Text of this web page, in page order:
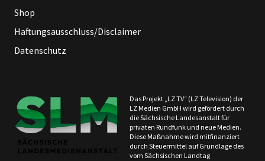
Shop
Haftungsausschluss/Disclaimer
Datenschutz
Das Projekt „LZ TV“ (LZ Television) der
LZ Medien GmbH wird gefördert durch
die Sächsische Landesanstalt für
privaten Rundfunk und neue Medien.
Diese Maßnahme wird mitfinanziert
durch Steuermittel auf Grundlage des
vom Sächsischen Landtag